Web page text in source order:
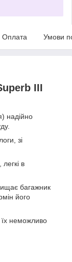
Оплата Умови
III
надійно
зі
легкі в
багажник
його
неможливо